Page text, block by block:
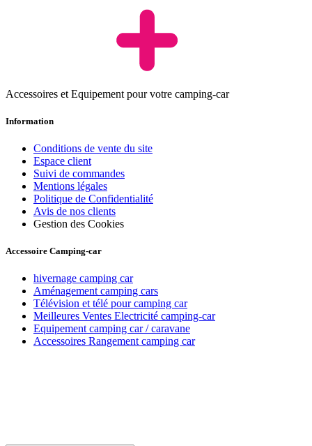
Accessoires et Equipement pour votre camping-car
Information
Conditions de vente du site
Espace client
Suivi de commandes
Mentions légales
Politique de Confidentialité
Avis de nos clients
Gestion des Cookies
Accessoire Camping-car
hivernage camping car
Aménagement camping cars
Télévision et télé pour camping car
Meilleures Ventes Electricité camping-car
Equipement camping car / caravane
Accessoires Rangement camping car